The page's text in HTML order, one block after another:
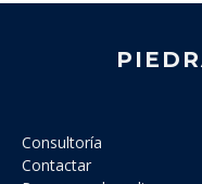
Consultoría
Contactar